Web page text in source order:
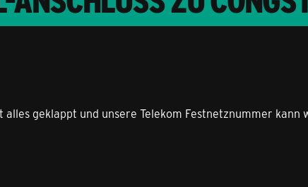
geklappt und unsere Telekom Festnetznummer kann